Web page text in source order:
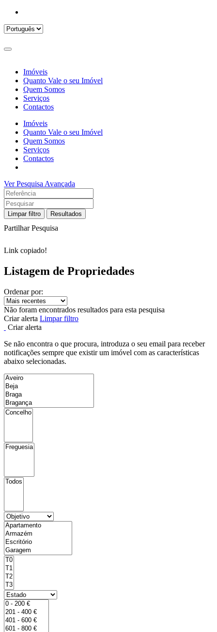
Imóveis
Quanto Vale o seu Imóvel
Quem Somos
Serviços
Contactos
Imóveis
Quanto Vale o seu Imóvel
Quem Somos
Serviços
Contactos
Ver Pesquisa Avançada
Limpar filtro Resultados
Partilhar Pesquisa
Link copiado!
Listagem de Propriedades
Ordenar por:
Não foram encontrados resultados para esta pesquisa
Criar alerta Limpar filtro
Criar alerta
Se não encontra o que procura, introduza o seu email para receber
notificações sempre que existir um imóvel com as características
abaixo selecionadas.